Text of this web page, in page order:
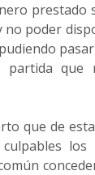
prestado
no poder
partida que
que de
los